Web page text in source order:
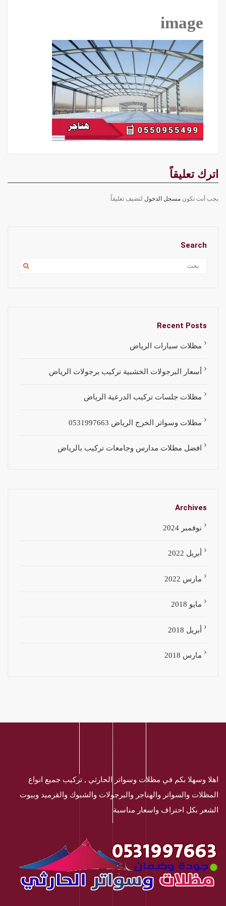
image
اترك تعليقاً
يجب أنت تكون مسجل الدخول لتضيف تعليقاً.
Search
Recent Posts
مظلات سيارات الرياض
أسعار البرجولات الخشبية تركيب برجولات الرياض
مظلات جلسات تركيب الدرعية الرياض
مظلات وسواتر الخرج الرياض 0531997663
افضل مظلات مدارس وجامعات تركيب بالرياض
Archives
نوفمبر 2024
أبريل 2022
مارس 2022
مايو 2018
أبريل 2018
مارس 2018
اهلا وسهلا بكم في مظلات وسواتر الحارثي , تركيب جميع انواع
المظلات والسواتر والهناجر والبرجولات والشبوك والقرميد وبيوت
الشعر بكل احتراف واسعار مناسبة